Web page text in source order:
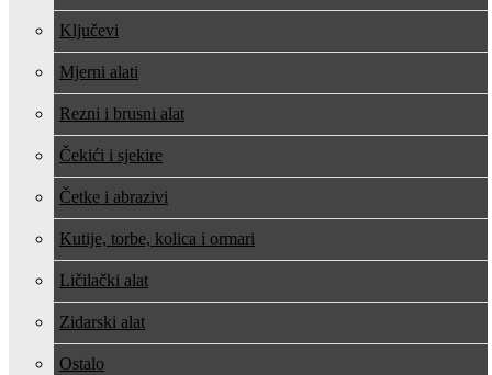
Ključevi
Mjerni alati
Rezni i brusni alat
Čekići i sjekire
Četke i abrazivi
Kutije, torbe, kolica i ormari
Ličilački alat
Zidarski alat
Ostalo